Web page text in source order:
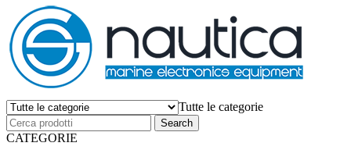
Tutte le categorie
CATEGORIE